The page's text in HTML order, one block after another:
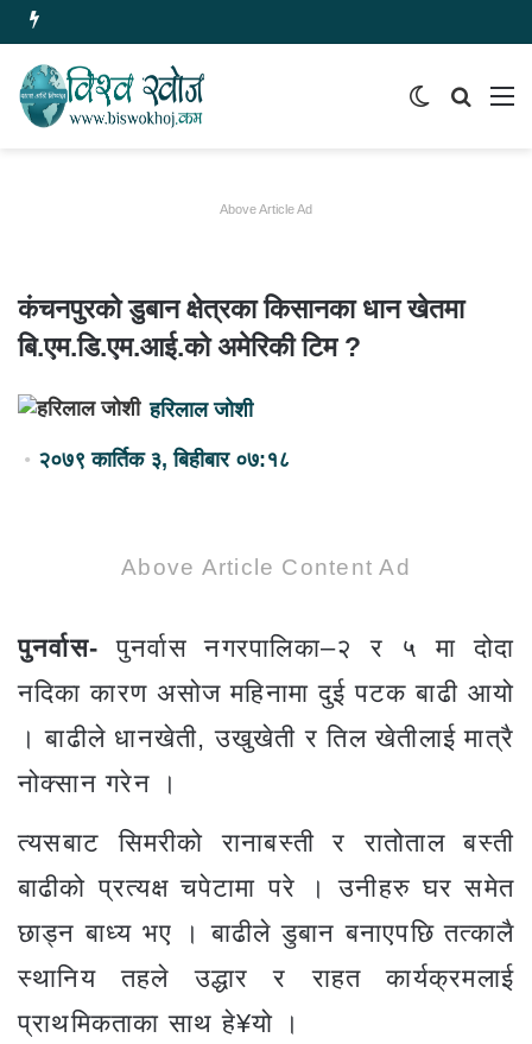
समाचार
Switch
Above Article Ad
कंचनपुरको डुबान क्षेत्रका किसानका धान खेतमा
बि.एम.डि.एम.आई.को अमेरिकी टिम ?
हरिलाल जोशी
२०७९ कार्तिक ३, बिहीबार ०७:१८
Above Article Content Ad
पुनर्वास- पुनर्वास नगरपालिका–२ र ५ मा दोदा
नदिका कारण असोज महिनामा दुई पटक बाढी आयो
। बाढीले धानखेती, उखुखेती र तिल खेतीलाई मात्रै
नोक्सान गरेन ।
त्यसबाट सिमरीको रानाबस्ती र रातोताल बस्ती
बाढीको प्रत्यक्ष चपेटामा परे । उनीहरु घर समेत
छाड्न बाध्य भए । बाढीले डुबान बनाएपछि तत्कालै
स्थानिय तहले उद्धार र राहत कार्यक्रमलाई
प्राथमिकताका साथ हे¥यो ।